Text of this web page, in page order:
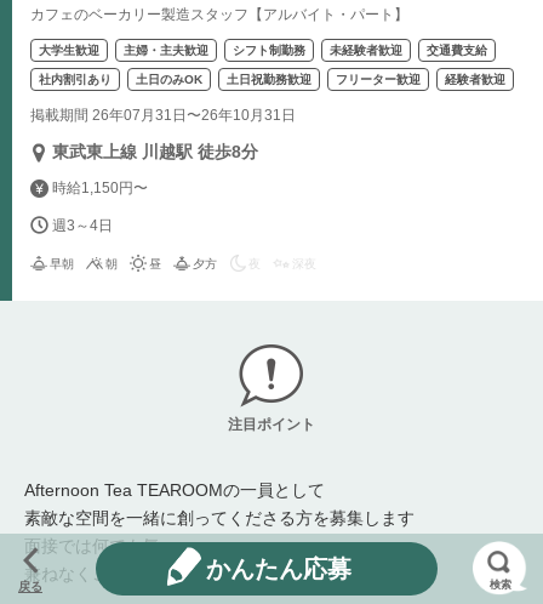
カフェのベーカリー製造スタッフ【アルバイト・パート】
大学生歓迎 主婦・主夫歓迎 シフト制勤務 未経験者歓迎 交通費支給
社内割引あり 土日のみOK 土日祝勤務歓迎 フリーター歓迎 経験者歓迎
掲載期間 26年07月31日〜26年10月31日
東武東上線 川越駅 徒歩8分
時給1,150円〜
週3～4日
早朝 朝 昼 夕方 夜 深夜
注目ポイント
Afternoon Tea TEAROOMの一員として
素敵な空間を一緒に創ってくださる方を募集します
面接では何でも気
兼ねなくご質問ください！
戻る
かんたん応募
検索